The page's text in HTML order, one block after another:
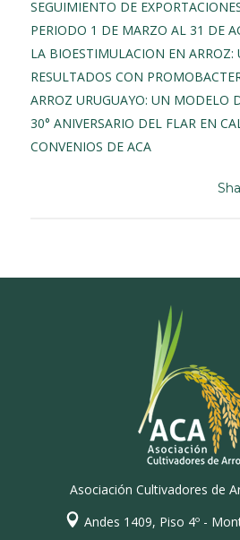
SEGUIMIENTO DE
PERIODO 1 DE MARZO AL 31 DE
LA BIOESTIMULACION EN ARROZ:
RESULTADOS CON
ARROZ URUGUAYO: UN MODELO
30° ANIVERSARIO DEL FLAR EN
CONVENIOS DE ACA
Asociación Cultivadores de
Andes 1409, Piso 4º -